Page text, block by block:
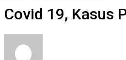
Covid 19, Kasus